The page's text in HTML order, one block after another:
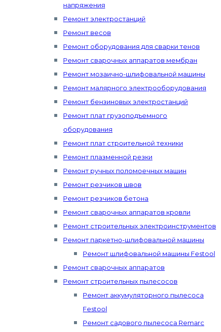
напряжения
Ремонт электростанций
Ремонт весов
Ремонт оборудования для сварки тенов
Ремонт сварочных аппаратов мембран
Ремонт мозаично-шлифовальной машины
Ремонт малярного электрооборудования
Ремонт бензиновых электростанций
Ремонт плат грузоподъемного
оборудования
Ремонт плат строительной техники
Ремонт плазменной резки
Ремонт ручных поломоечных машин
Ремонт резчиков швов
Ремонт резчиков бетона
Ремонт сварочных аппаратов кровли
Ремонт строительных электроинструментов
Ремонт паркетно-шлифовальной машины
Ремонт шлифовальной машины Festool
Ремонт сварочных аппаратов
Ремонт строительных пылесосов
Ремонт аккумуляторного пылесоса
Festool
Ремонт садового пылесоса Remarc